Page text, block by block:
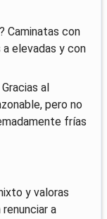
Caminatas con
elevadas y con
al
pero no
frías
y valoras
a